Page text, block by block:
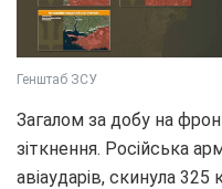
Генштаб ЗСУ
Загалом за добу на
зіткнення. Російська
авіаударів, скинула